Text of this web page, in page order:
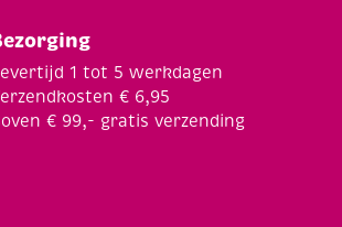
1 tot 5 werkdagen
€ 6,95
€ 99,- gratis verzending